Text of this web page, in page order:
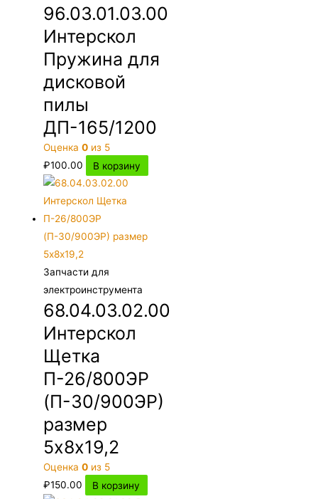
96.03.01.03.00
Интерскол
Пружина для
дисковой
пилы
ДП-165/1200
Оценка0 из 5
₽100.00 В корзину
Запчасти для
электроинструмента
68.04.03.02.00
Интерскол
Щетка
П-26/800ЭР
(П-30/900ЭР)
размер
5х8х19,2
Оценка0 из 5
₽150.00 В корзину